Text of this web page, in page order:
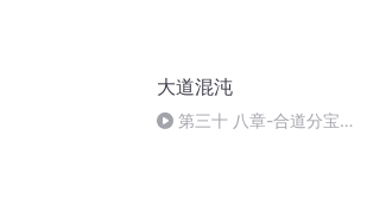
大道混沌
第三十 八章-合道分宝